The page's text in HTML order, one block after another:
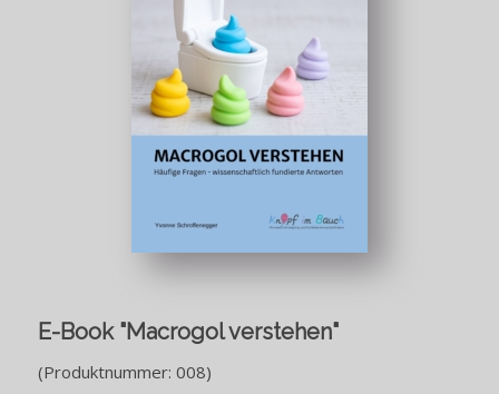
E-Book "Macrogol verstehen"
(Produktnummer: 008)